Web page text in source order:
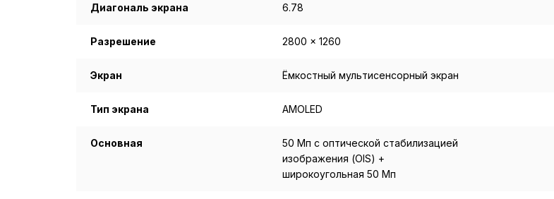
Диагональ экрана 6.78
Разрешение 2800 × 1260
Экран Ёмкостный мультисенсорный экран
Тип экрана AMOLED
Основная
50 Мп с оптической стабилизацией
изображения (OIS) +
широкоугольная 50 Мп